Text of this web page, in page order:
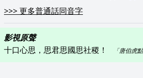
>>>更多普通話同音字
影視原聲
十口心思，思君思國思社稷！
「唐伯虎